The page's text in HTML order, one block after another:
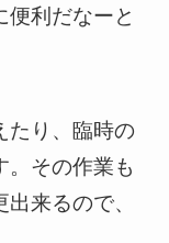
便利だなーと
たり、臨時の
。その作業も
来るので、